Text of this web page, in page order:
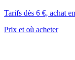
Tarifs dès 6 €, achat
Prix et où acheter